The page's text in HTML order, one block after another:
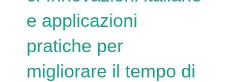
e applicazioni
pratiche per
migliorare il tempo di